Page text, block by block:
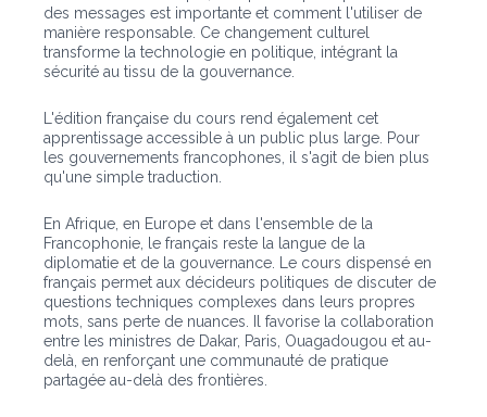
des messages est importante et comment l'utiliser de
manière responsable. Ce changement culturel
transforme la technologie en politique, intégrant la
sécurité au tissu de la gouvernance.
L'édition française du cours rend également cet
apprentissage accessible à un public plus large. Pour
les gouvernements francophones, il s'agit de bien plus
qu'une simple traduction.
En Afrique, en Europe et dans l'ensemble de la
Francophonie, le français reste la langue de la
diplomatie et de la gouvernance. Le cours dispensé en
français permet aux décideurs politiques de discuter de
questions techniques complexes dans leurs propres
mots, sans perte de nuances. Il favorise la collaboration
entre les ministres de Dakar, Paris, Ouagadougou et au-
delà, en renforçant une communauté de pratique
partagée au-delà des frontières.